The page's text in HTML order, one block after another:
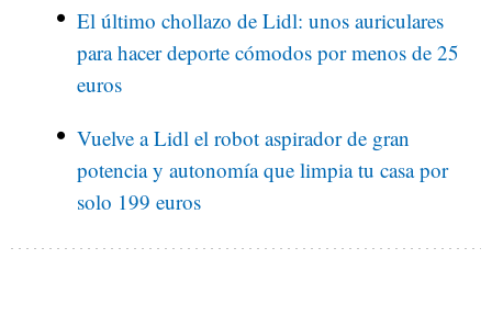
El último chollazo de Lidl: unos auriculares
para hacer deporte cómodos por menos de 25
euros
Vuelve a Lidl el robot aspirador de gran
potencia y autonomía que limpia tu casa por
solo 199 euros